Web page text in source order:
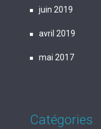
juin 2019
avril 2019
mai 2017
Catégories